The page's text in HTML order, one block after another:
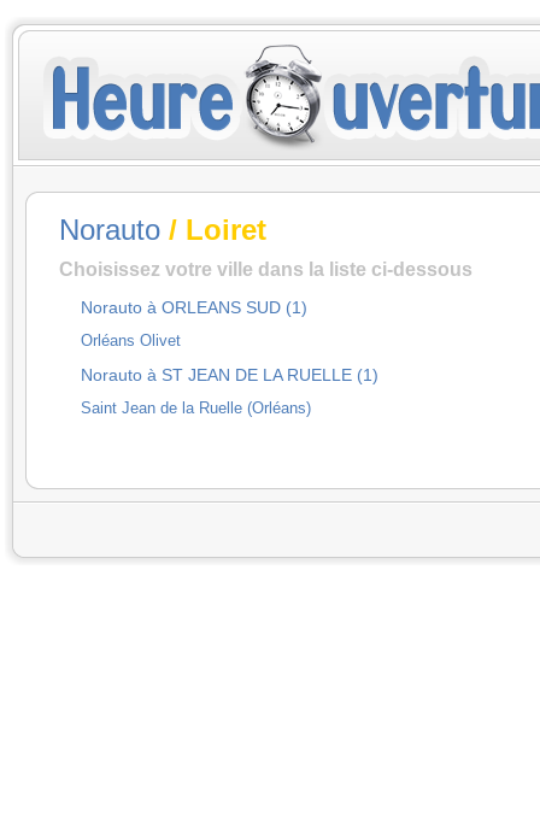
Norauto / Loiret
Choisissez votre ville dans la liste ci-dessous
Norauto à ORLEANS SUD (1)
Orléans Olivet
Norauto à ST JEAN DE LA RUELLE (1)
Saint Jean de la Ruelle (Orléans)